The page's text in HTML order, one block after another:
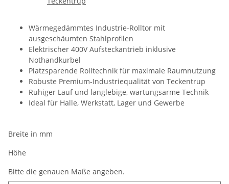
Wärmegedämmtes Industrie-Rolltor mit
ausgeschäumten Stahlprofilen
Elektrischer 400V Aufsteckantrieb inklusive
Nothandkurbel
Platzsparende Rolltechnik für maximale Raumnutzung
Robuste Premium-Industriequalität von Teckentrup
Ruhiger Lauf und langlebige, wartungsarme Technik
Ideal für Halle, Werkstatt, Lager und Gewerbe
Breite in mm
Höhe
Bitte die genauen Maße angeben.